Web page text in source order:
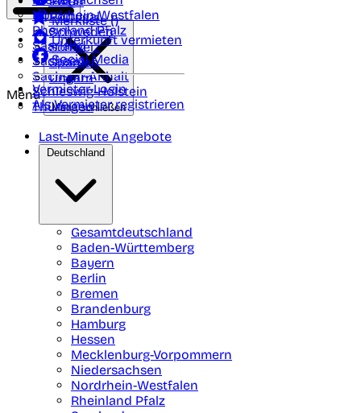
Nordrhein-Westfalen
Rheinland Pfalz
Saarland
Sachsen
Sachsen-Anhalt
Schleswig-Holstein
Thüringen
Portugal
Schweden
Schweiz
Spanien
Ungarn
Merkliste ()
Unterkunft vermieten
Social Media
Vermieter-Login
Als Vermieter registrieren
Menü
Menü schließen
Last-Minute Angebote
Deutschland
Gesamtdeutschland
Baden-Württemberg
Bayern
Berlin
Bremen
Brandenburg
Hamburg
Hessen
Mecklenburg-Vorpommern
Niedersachsen
Nordrhein-Westfalen
Rheinland Pfalz